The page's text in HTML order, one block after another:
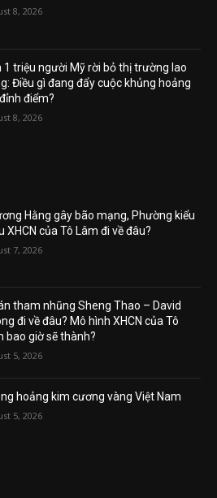
8, 2026
1 triệu người Mỹ rời bỏ thị trường lao
Điều gì đang đẩy cuộc khủng hoảng
điểm?
8, 2026
Hằng gây bão mạng, Phường kiểu
XHCN của Tô Lâm đi về đâu?
7, 2026
tham nhũng Sheng Thao – David
đi về đâu? Mô hình XHCN của Tô
bao giờ sẽ thành?
5, 2026
hoảng kim cương vàng Việt Nam
5, 2026